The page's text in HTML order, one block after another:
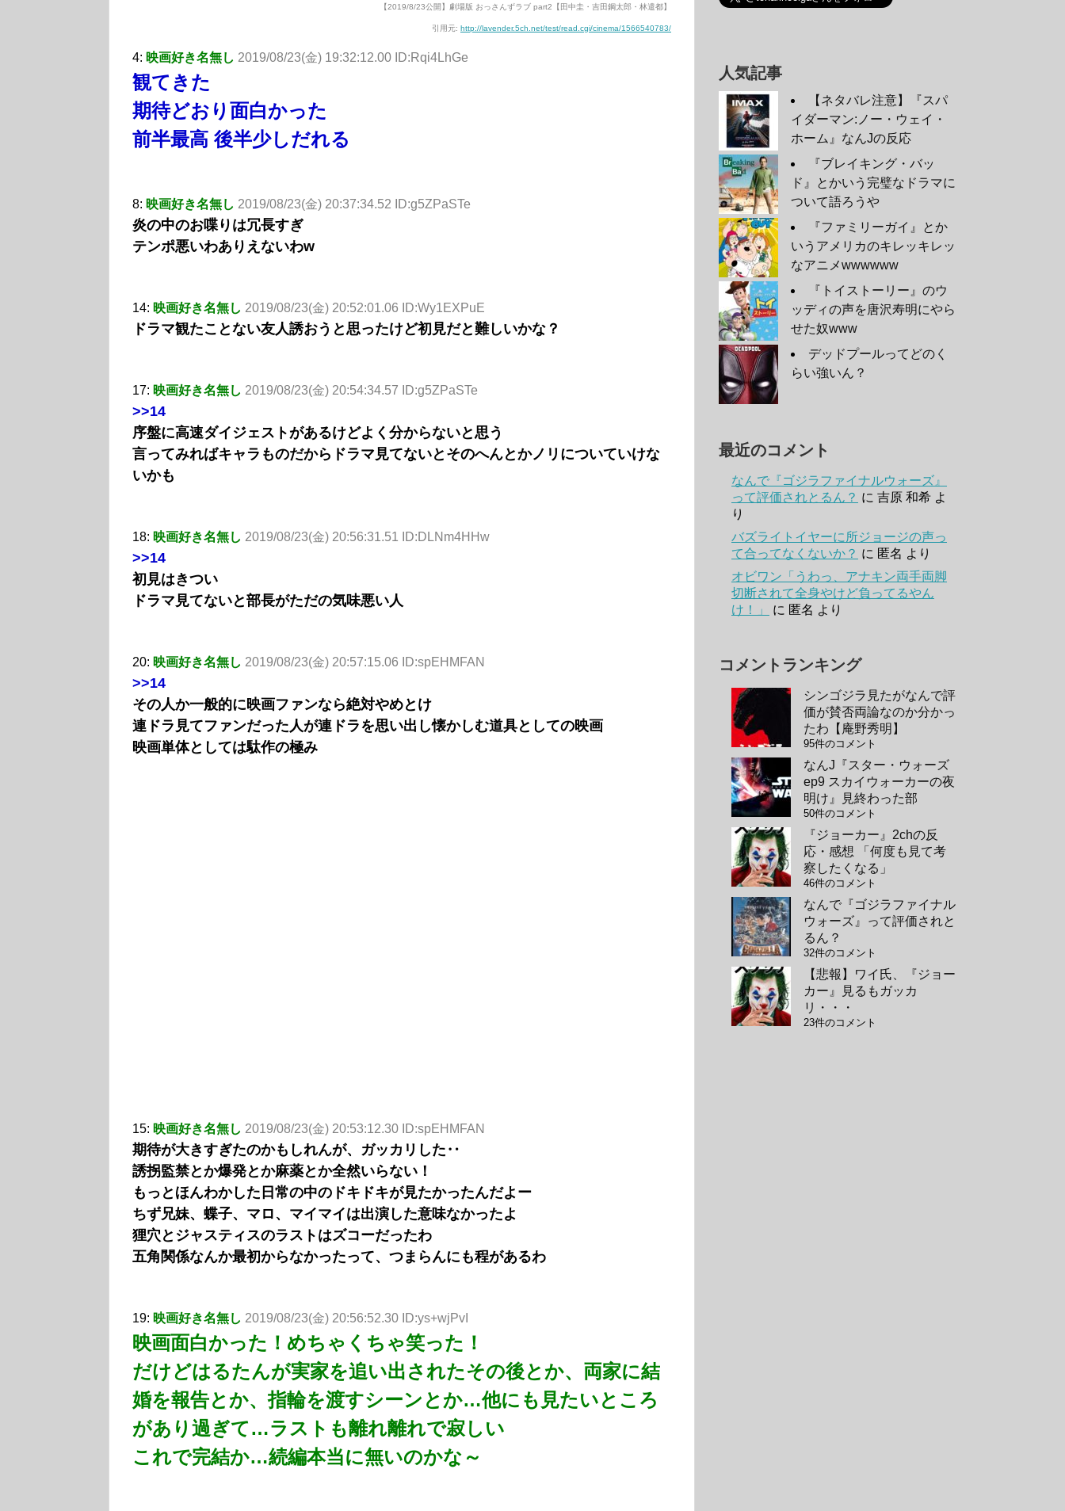
【2019/8/23公開】劇場版 おっさんずラブ part2【田中圭・吉田鋼太郎・林遣都】
引用元: http://lavender.5ch.net/test/read.cgi/cinema/1566540783/
4: 映画好き名無し 2019/08/23(金) 19:32:12.00 ID:Rqi4LhGe
観てきた
期待どおり面白かった
前半最高 後半少しだれる
8: 映画好き名無し 2019/08/23(金) 20:37:34.52 ID:g5ZPaSTe
炎の中のお喋りは冗長すぎ
テンポ悪いわありえないわw
14: 映画好き名無し 2019/08/23(金) 20:52:01.06 ID:Wy1EXPuE
ドラマ観たことない友人誘おうと思ったけど初見だと難しいかな？
17: 映画好き名無し 2019/08/23(金) 20:54:34.57 ID:g5ZPaSTe
>>14
序盤に高速ダイジェストがあるけどよく分からないと思う
言ってみればキャラものだからドラマ見てないとそのへんとかノリについていけな
いかも
18: 映画好き名無し 2019/08/23(金) 20:56:31.51 ID:DLNm4HHw
>>14
初見はきつい
ドラマ見てないと部長がただの気味悪い人
20: 映画好き名無し 2019/08/23(金) 20:57:15.06 ID:spEHMFAN
>>14
その人か一般的に映画ファンなら絶対やめとけ
連ドラ見てファンだった人が連ドラを思い出し懐かしむ道具としての映画
映画単体としては駄作の極み
15: 映画好き名無し 2019/08/23(金) 20:53:12.30 ID:spEHMFAN
期待が大きすぎたのかもしれんが、ガッカリした‥
誘拐監禁とか爆発とか麻薬とか全然いらない！
もっとほんわかした日常の中のドキドキが見たかったんだよー
ちず兄妹、蝶子、マロ、マイマイは出演した意味なかったよ
狸穴とジャスティスのラストはズコーだったわ
五角関係なんか最初からなかったって、つまらんにも程があるわ
19: 映画好き名無し 2019/08/23(金) 20:56:52.30 ID:ys+wjPvI
映画面白かった！めちゃくちゃ笑った！
だけどはるたんが実家を追い出されたその後とか、両家に結
婚を報告とか、指輪を渡すシーンとか…他にも見たいところ
があり過ぎて…ラストも離れ離れで寂しい
これで完結か…続編本当に無いのかな～
人気記事
【ネタバレ注意】『スパ
イダーマン:ノー・ウェイ・
ホーム』なんJの反応
『ブレイキング・バッ
ド』とかいう完璧なドラマに
ついて語ろうや
『ファミリーガイ』とか
いうアメリカのキレッキレッ
なアニメwwwwww
『トイストーリー』のウ
ッディの声を唐沢寿明にやら
せた奴www
デッドプールってどのく
らい強いん？
最近のコメント
なんで『ゴジラファイナルウォーズ』
って評価されとるん？ に 吉原 和希 よ
り
バズライトイヤーに所ジョージの声っ
て合ってなくないか？ に 匿名 より
オビワン「うわっ、アナキン両手両脚
切断されて全身やけど負ってるやん
け！」
に 匿名 より
コメントランキング
シンゴジラ見たがなんで評
価が賛否両論なのか分かっ
たわ【庵野秀明】
95件のコメント
なんJ『スター・ウォーズ
ep9 スカイウォーカーの夜
明け』見終わった部
50件のコメント
『ジョーカー』2chの反
応・感想 「何度も見て考
察したくなる」
46件のコメント
なんで『ゴジラファイナル
ウォーズ』って評価されと
るん？
32件のコメント
【悲報】ワイ氏、『ジョー
カー』見るもガッカ
リ・・・
23件のコメント